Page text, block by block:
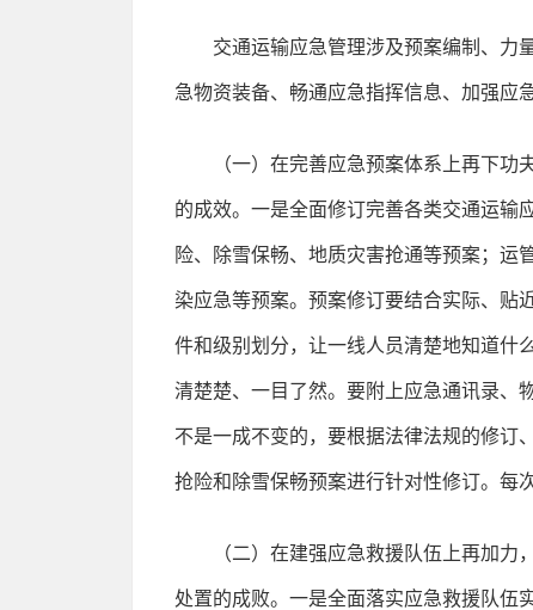
交通运输应急管理涉及预案编制、力
急物资装备、畅通应急指挥信息、加强应
（一）在完善应急预案体系上再下
的成效。一是全面修订完善各类交通运输
险、除雪保畅、地质灾害抢通等预案；运
染应急等预案。预案修订要结合实际、贴
件和级别划分，让一线人员清楚地知道什
清楚楚、一目了然。要附上应急通讯录、
不是一成不变的，要根据法律法规的修订
抢险和除雪保畅预案进行针对性修订。每
（二）在建强应急救援队伍上再加
处置的成败。一是全面落实应急救援队伍